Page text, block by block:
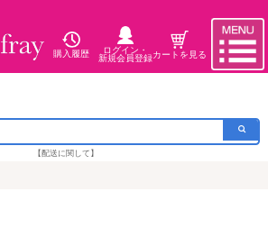
購入履歴
ログイン・
新規会員登録カートを見る
【配送に関して】